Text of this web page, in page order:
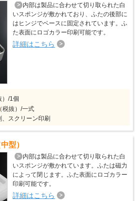
内部は製品に合わせて切り取られた白
いスポンジが敷かれており、ふたの後部に
はヒンジでベースに固定されています。ふ
た表面にロゴカラー印刷可能です。
詳細はこちら
）/1個
（税抜）/一式
スクリーン印刷
型）
内部は製品に合わせて切り取られた白
いスポンジが敷かれています。ふたは磁力
によって閉じます。ふた表面にロゴカラー
印刷可能です。
詳細はこちら